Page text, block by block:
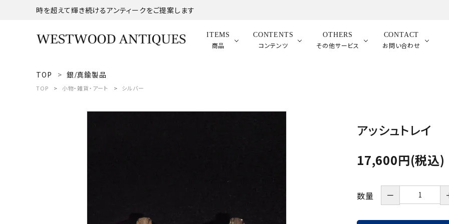
時を超えて輝き続けるアンティークをご提案します
ITEMS
商品
CONTENTS
コンテンツ
OTHERS
その他サービス
CONTACT
お問い合わせ
TOP 銀/真鍮製品
TOP 小物・雑貨・アート シルバー
アッシュトレイ
17,600円(税込)
数量 －